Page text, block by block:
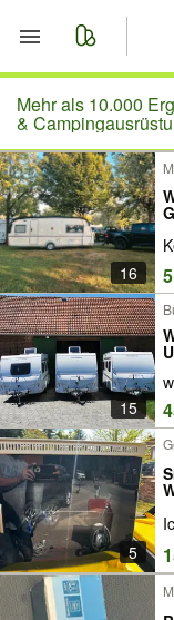
Start
Merkliste
Anzeige
Mehr als 10.000
&
16
15
5